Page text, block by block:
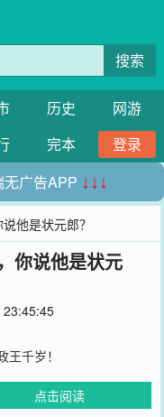
搜索
历史
网游
完本
登录
广告APP ↓↓↓
他是状元郎？
你说他是状元
23:45:45
千岁！
点击阅读